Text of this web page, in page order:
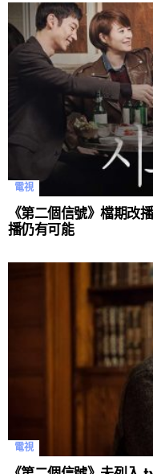
電視
《第二個信號》檔期改
播仍有可能
電視